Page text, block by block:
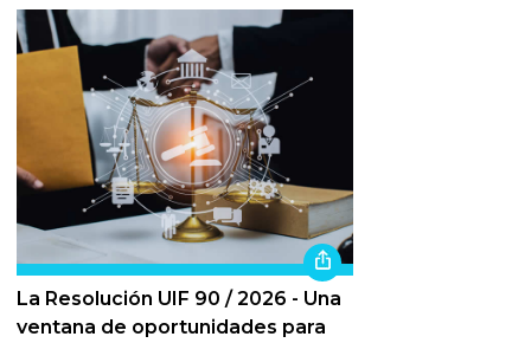
La Resolución UIF 90 / 2026 - Una
ventana de oportunidades para